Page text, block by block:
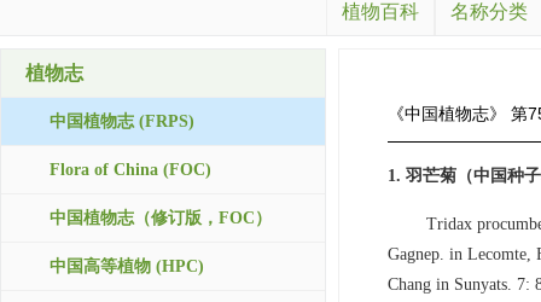
植物百科 名称分类
植物志
中国植物志 (FRPS)
Flora of China (FOC)
中国植物志（修订版，FOC）
中国高等植物 (HPC)
《中国植物志》 第
1. 羽芒菊（中国种
Tridax
Gagnep. in Lecomte,
Chang in Sunyats.